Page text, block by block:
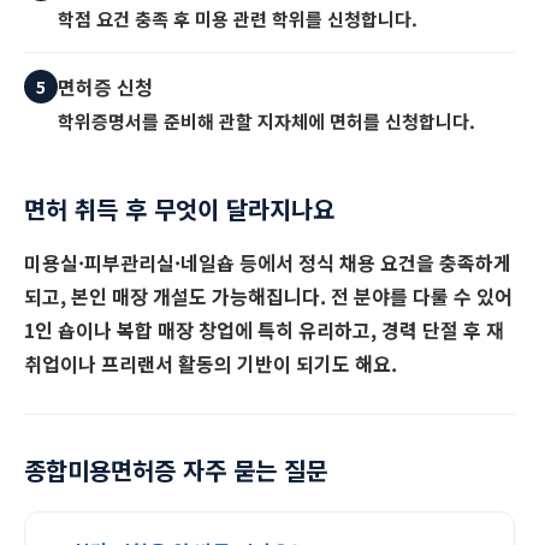
학점 요건 충족 후 미용 관련 학위를 신청합니다.
5 면허증 신청
학위증명서를 준비해 관할 지자체에 면허를 신청합니다.
면허 취득 후 무엇이 달라지나요
미용실·피부관리실·네일숍 등에서 정식 채용 요건을 충족하게
되고, 본인 매장 개설도 가능해집니다. 전 분야를 다룰 수 있어
1인 숍이나 복합 매장 창업에 특히 유리하고, 경력 단절 후 재
취업이나 프리랜서 활동의 기반이 되기도 해요.
종합미용면허증 자주 묻는 질문